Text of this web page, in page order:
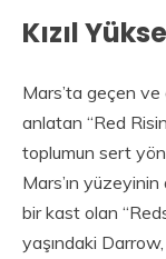
Kızıl
Mars’ta geçen ve
anlatan “Red
toplumun sert
Mars’ın
bir kast olan
yaşındaki